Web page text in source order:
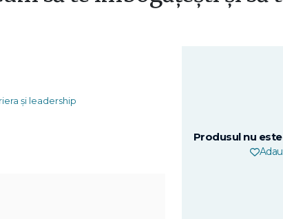
și leadership
Produsul nu